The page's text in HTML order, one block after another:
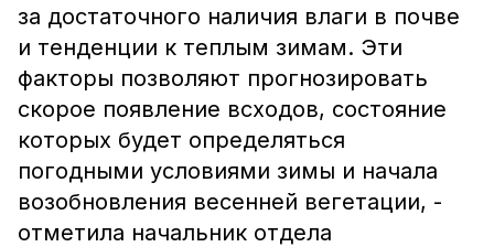
за достаточного наличия влаги в почве
и тенденции к теплым зимам. Эти
факторы позволяют прогнозировать
скорое появление всходов, состояние
которых будет определяться
погодными условиями зимы и начала
возобновления весенней вегетации, -
отметила начальник отдела